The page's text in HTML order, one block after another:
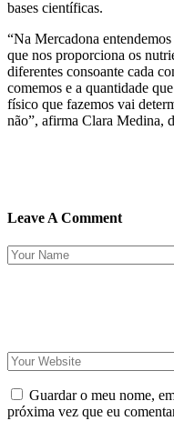
bases científicas.
“Na Mercadona
que nos proporciona os
diferentes consoante cada
comemos e a quantidade
físico que fazemos vai
não”, afirma Clara Medina,
Leave A Comment
Guardar o meu nome,
próxima vez que eu